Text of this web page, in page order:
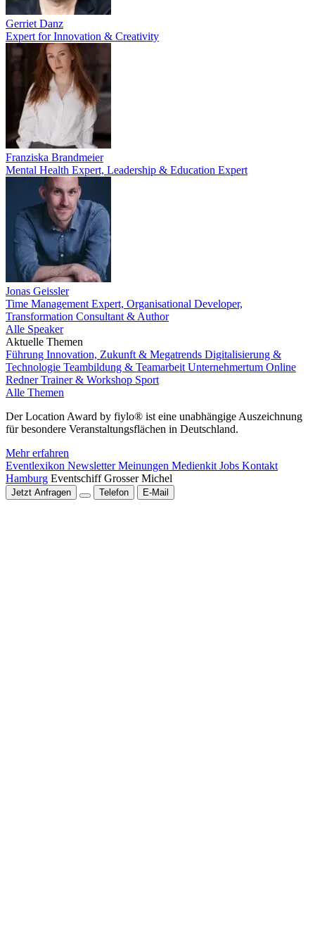
Gerriet Danz
Expert for Innovation & Creativity
Franziska Brandmeier
Mental Health Expert, Leadership & Education Expert
Jonas Geissler
Time Management Expert, Organisational Developer,
Transformation Consultant & Author
Alle Speaker
Aktuelle Themen
Führung Innovation, Zukunft & Megatrends Digitalisierung &
Technologie Teambildung & Teamarbeit Unternehmertum Online
RednerTrainer & Workshop Sport
Alle Themen
Der Location Award by fiylo® ist eine unabhängige Auszeichnung
für besondere Veranstaltungsflächen in Deutschland.
Mehr erfahren
Eventlexikon NewsletterMeinungen Medienkit Jobs Kontakt
Hamburg Eventschiff Grosser Michel
Jetzt Anfragen Telefon E-Mail